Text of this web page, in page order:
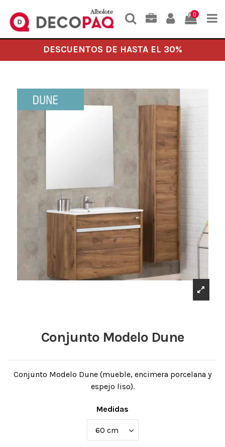
0
DESCUENTOS DE HASTA EL 30%
Conjunto Modelo Dune
Conjunto Modelo Dune (mueble, encimera porcelana y
espejo liso).
Medidas